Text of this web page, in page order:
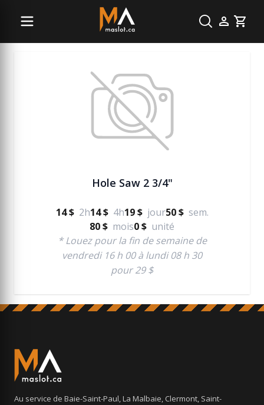
Cart
Menuiserie
Hole Saw 2 3/4"
14 $ 2h14 $ 4h19 $ jour50 $ sem.
80 $ mois0 $ unité
* Louez pour la fin de semaine de
vendredi 16 h 00 à lundi 08 h 30
pour 29 $
Au service de Baie-Saint-Paul, La Malbaie, Clermont, Saint-